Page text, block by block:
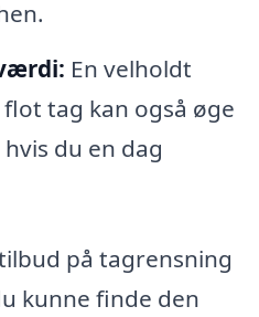
En velholdt
tag kan også øge
du en dag
på tagrensning
kunne finde den